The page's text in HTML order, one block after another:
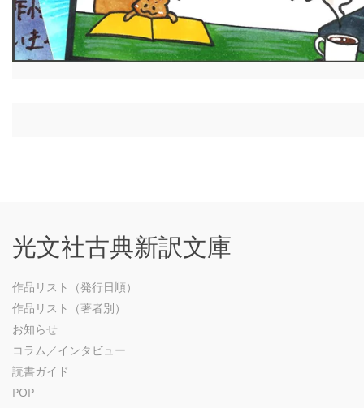
光文社古典新訳文庫
作品リスト（発行日順）
作品リスト（著者別）
お知らせ
コラム／インタビュー
読書ガイド
POP